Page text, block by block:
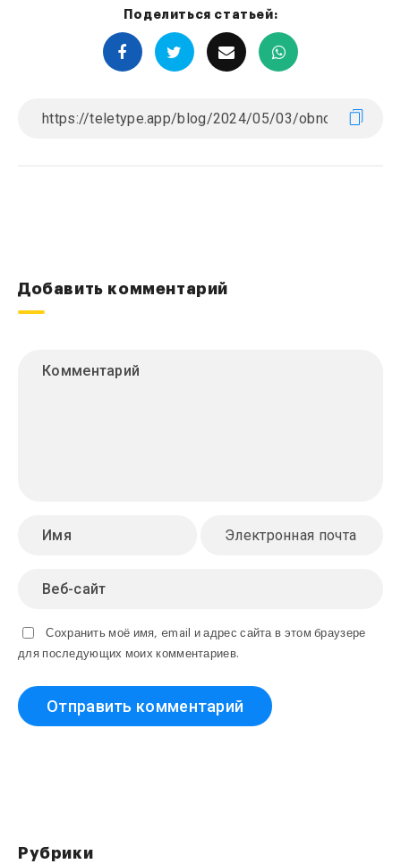
Поделиться статьей:
Добавить комментарий
Сохранить моё имя, email и адрес сайта в этом браузере
для последующих моих комментариев.
Рубрики